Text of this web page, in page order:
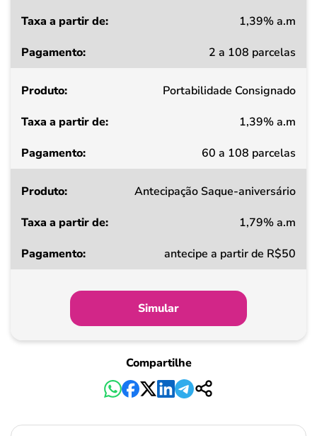
a
de
Pagamento
1,39% a.m
2 a 108 parcelas
Portabilidade Consignado
1,39% a.m
60 a 108 parcelas
Antecipação Saque-aniversário
1,79% a.m
antecipe a partir de R$50
Simular
Compartilhe